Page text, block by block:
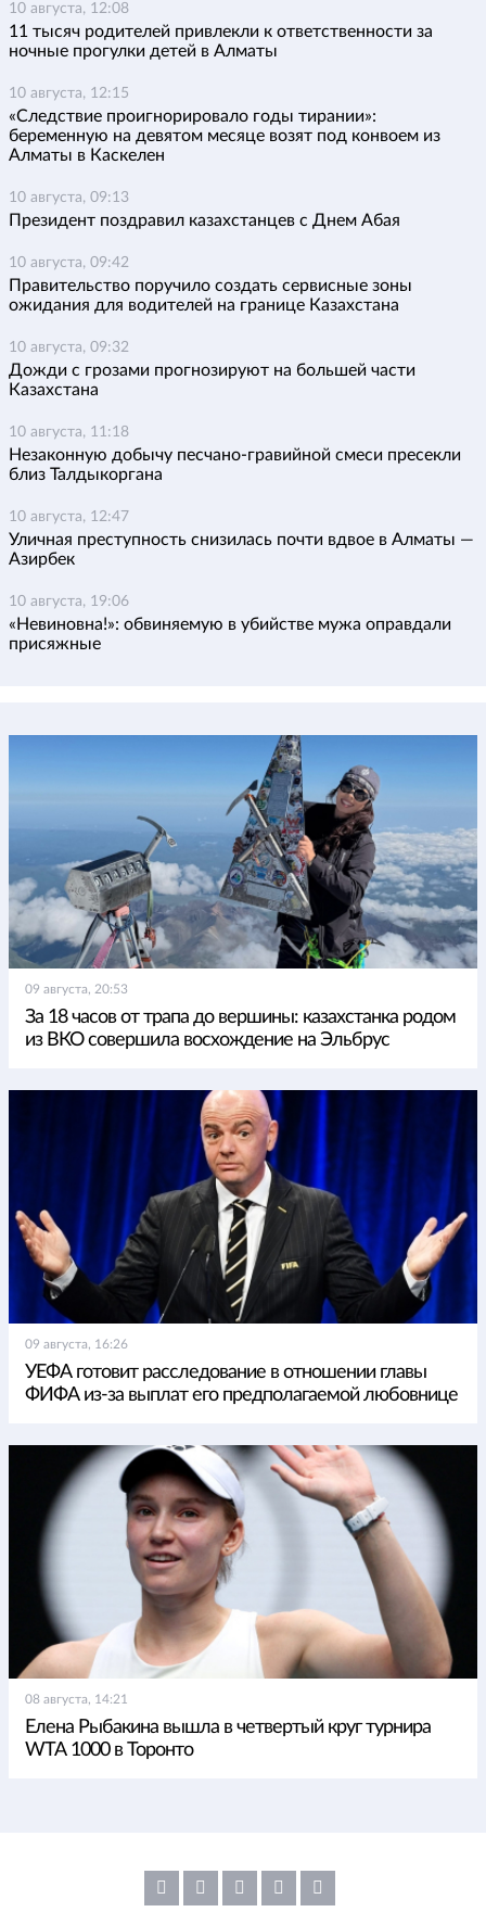
10 августа, 12:08
11 тысяч родителей привлекли к ответственности за
ночные прогулки детей в Алматы
10 августа, 12:15
«Следствие проигнорировало годы тирании»:
беременную на девятом месяце возят под конвоем из
Алматы в Каскелен
10 августа, 09:13
Президент поздравил казахстанцев с Днем Абая
10 августа, 09:42
Правительство поручило создать сервисные зоны
ожидания для водителей на границе Казахстана
10 августа, 09:32
Дожди с грозами прогнозируют на большей части
Казахстана
10 августа, 11:18
Незаконную добычу песчано-гравийной смеси пресекли
близ Талдыкоргана
10 августа, 12:47
Уличная преступность снизилась почти вдвое в Алматы —
Азирбек
10 августа, 19:06
«Невиновна!»: обвиняемую в убийстве мужа оправдали
присяжные
09 августа, 20:53
За 18 часов от трапа до вершины: казахстанка родом
из ВКО совершила восхождение на Эльбрус
09 августа, 16:26
УЕФА готовит расследование в отношении главы
ФИФА из-за выплат его предполагаемой любовнице
08 августа, 14:21
Елена Рыбакина вышла в четвертый круг турнира
WTA 1000 в Торонто